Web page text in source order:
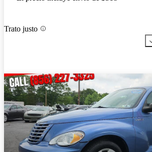
Trato justo